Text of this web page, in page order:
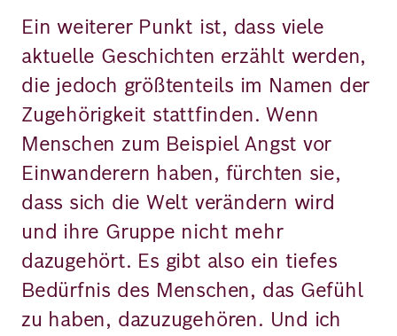
Ein weiterer Punkt ist, dass viele
aktuelle Geschichten erzählt werden,
die jedoch größtenteils im Namen der
Zugehörigkeit stattfinden. Wenn
Menschen zum Beispiel Angst vor
Einwanderern haben, fürchten sie,
dass sich die Welt verändern wird
und ihre Gruppe nicht mehr
dazugehört. Es gibt also ein tiefes
Bedürfnis des Menschen, das Gefühl
zu haben, dazuzugehören. Und ich